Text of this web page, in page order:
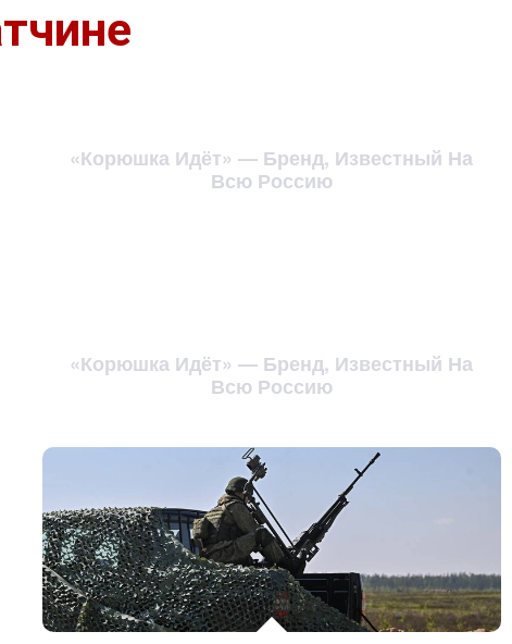
«Корюшка Идёт» — Бренд, Известный На
Всю Россию
«Корюшка Идёт» — Бренд, Известный На
Всю Россию